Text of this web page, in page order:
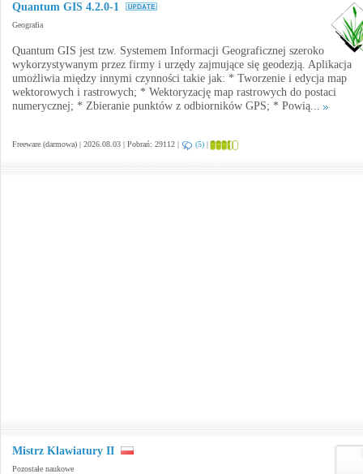
Quantum GIS 4.2.0-1
Geografia
Quantum GIS jest tzw. Systemem Informacji Geograficznej szeroko
wykorzystywanym przez firmy i urzędy zajmujące się geodezją. Aplikacja
umożliwia między innymi czynności takie jak: * Tworzenie i edycja map
wektorowych i rastrowych; * Wektoryzację map rastrowych do postaci
numerycznej; * Zbieranie punktów z odbiorników GPS; * Powią...
Freeware (darmowa) | 2026.08.03 | Pobrań: 29112 | (5) |
Mistrz Klawiatury II
Pozostałe naukowe